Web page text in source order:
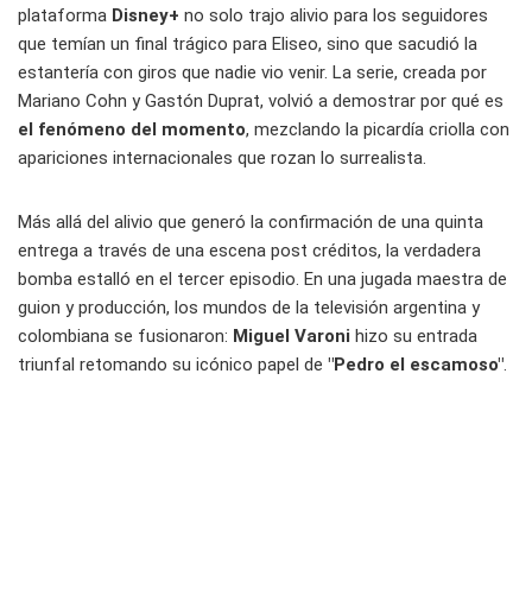
plataforma Disney+ no solo trajo alivio para los seguidores
que temían un final trágico para Eliseo, sino que sacudió la
estantería con giros que nadie vio venir. La serie, creada por
Mariano Cohn y Gastón Duprat, volvió a demostrar por qué es
el fenómeno del momento, mezclando la picardía criolla con
apariciones internacionales que rozan lo surrealista.
Más allá del alivio que generó la confirmación de una quinta
entrega a través de una escena post créditos, la verdadera
bomba estalló en el tercer episodio. En una jugada maestra de
guion y producción, los mundos de la televisión argentina y
colombiana se fusionaron: Miguel Varoni hizo su entrada
triunfal retomando su icónico papel de "Pedro el escamoso".